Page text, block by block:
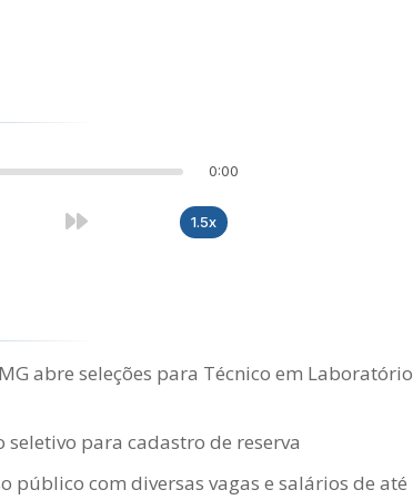
0:00
1.5x
abre seleções para Técnico em Laboratório
para cadastro de reserva
público com diversas vagas e salários de até